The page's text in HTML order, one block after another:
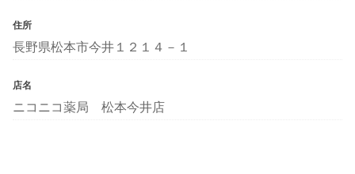
住所
長野県松本市今井１２１４－１
店名
ニコニコ薬局 松本今井店